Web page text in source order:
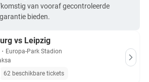
van vooraf gecontroleerde
bieden.
vs Leipzig
・ Europa-Park Stadion
62 beschikbare tickets